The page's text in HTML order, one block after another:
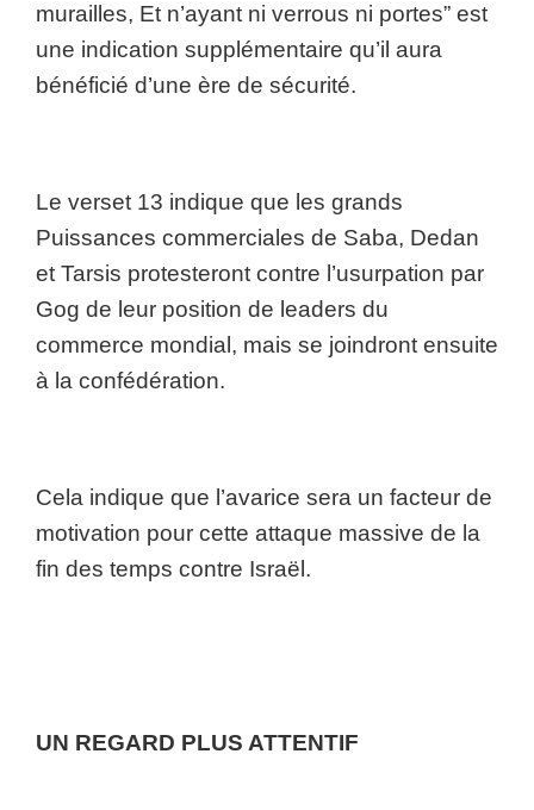
murailles, Et n’ayant ni verrous ni portes” est
une indication supplémentaire qu’il aura
bénéficié d’une ère de sécurité.
Le verset 13 indique que les grands
Puissances commerciales de Saba, Dedan
et Tarsis protesteront contre l’usurpation par
Gog de leur position de leaders du
commerce mondial, mais se joindront ensuite
à la confédération.
Cela indique que l’avarice sera un facteur de
motivation pour cette attaque massive de la
fin des temps contre Israël.
UN REGARD PLUS ATTENTIF